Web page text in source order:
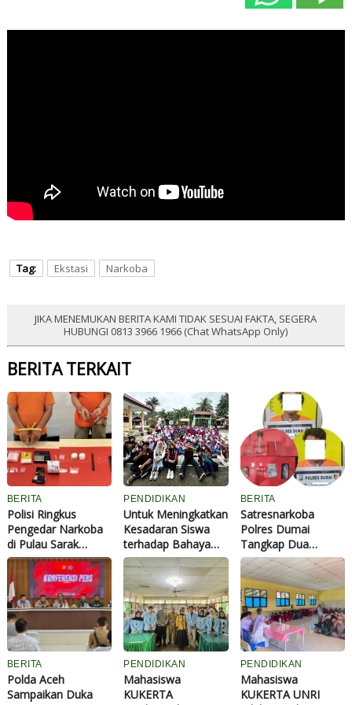
Tag: Ekstasi Narkoba
JIKA MENEMUKAN BERITA KAMI TIDAK SESUAI FAKTA, SEGERA
HUBUNGI 0813 3966 1966 (Chat WhatsApp Only)
BERITA TERKAIT
BERITA
Polisi Ringkus
Pengedar Narkoba
di Pulau Sarak
Kampar, Sita Sabu
dan Ekstasi
PENDIDIKAN
Untuk Meningkatkan
Kesadaran Siswa
terhadap Bahaya
Narkoba,
Mahasiswa KKN
Unri Gelar
Sosialisasi 'Bahaya
Narkoba' di SDN
005 Desa Binuang
BERITA
Satresnarkoba
Polres Dumai
Tangkap Dua
Pengedar Sabu di
Sungai Sembilan,
Sita 9 Paket
Narkotika
BERITA
Polda Aceh
Sampaikan Duka
PENDIDIKAN
Mahasiswa
KUKERTA
PENDIDIKAN
Mahasiswa
KUKERTA UNRI